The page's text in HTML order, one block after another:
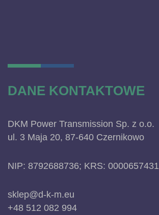
DANE KONTAKTOWE
DKM Power Transmission Sp. z o.o.
ul. 3 Maja 20, 87-640 Czernikowo
NIP: 8792688736; KRS: 0000657431
sklep@d-k-m.eu
+48 512 082 994